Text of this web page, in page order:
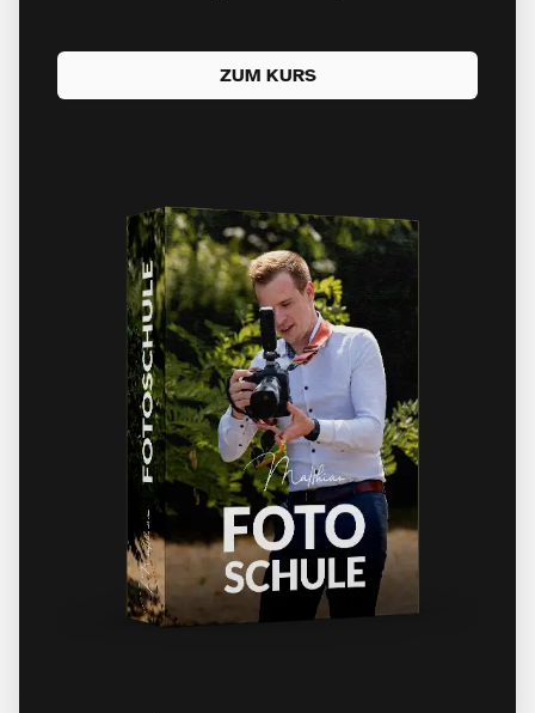
ZUM KURS